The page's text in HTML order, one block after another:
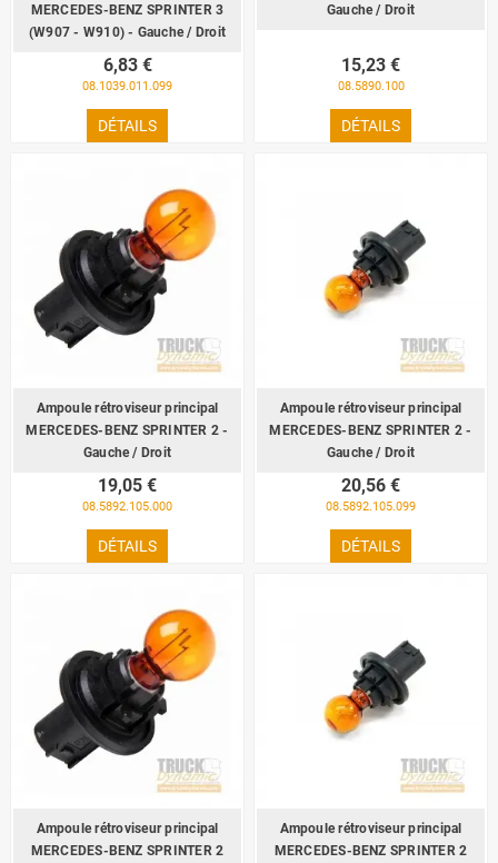
MERCEDES-BENZ SPRINTER 3
(W907 - W910) - Gauche / Droit
6,83 €
08.1039.011.099
DÉTAILS
Gauche / Droit
15,23 €
08.5890.100
DÉTAILS
Ampoule rétroviseur principal
MERCEDES-BENZ SPRINTER 2 -
Gauche / Droit
19,05 €
08.5892.105.000
DÉTAILS
Ampoule rétroviseur principal
MERCEDES-BENZ SPRINTER 2 -
Gauche / Droit
20,56 €
08.5892.105.099
DÉTAILS
Ampoule rétroviseur principal
MERCEDES-BENZ SPRINTER 2
Ampoule rétroviseur principal
MERCEDES-BENZ SPRINTER 2